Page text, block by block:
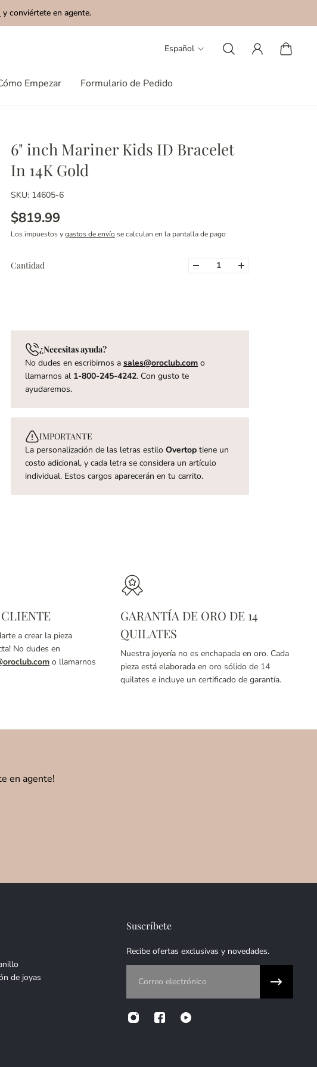
y conviértete en agente.
Empezar Formulario de Pedido
Español
6" inch Mariner Kids ID Bracelet
In 14K Gold
SKU: 14605-6
$819.99
Los impuestos ygastos de envío se calculan en la pantalla de pago
Cantidad
¿Necesitas ayuda?
No dudes en escribirnos asales@oroclub.com o
llamarnos al 1-800-245-4242. Con gusto te
ayudaremos.
IMPORTANTE
La personalización de las letras estiloOvertop tiene un
costo adicional, y cada letra se considera un artículo
individual. Estos cargos aparecerán en tu carrito.
a crear la pieza
No dudes en
o llamarnos
GARANTÍA DE ORO DE 14
QUILATES
Nuestra joyería no es enchapada en oro. Cada
pieza está elaborada en oro sólido de 14
quilates e incluye un certificado de garantía.
en agente!
de joyas
Suscríbete
Recibe ofertas exclusivas y novedades.